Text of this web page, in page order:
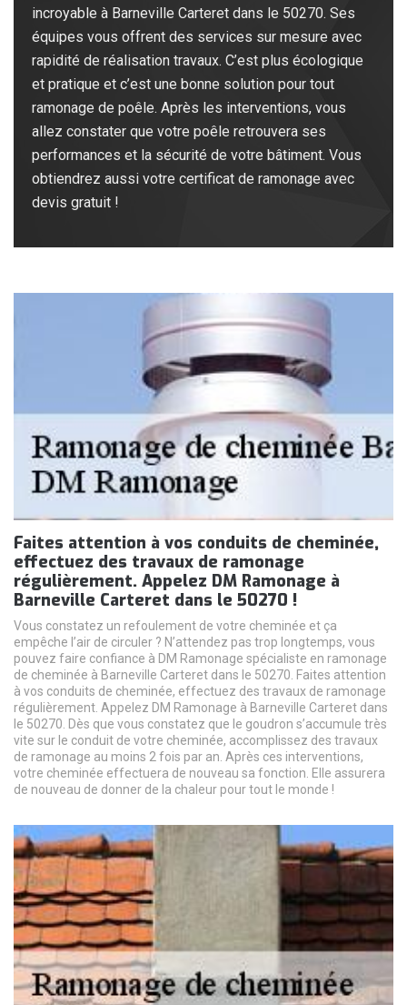
incroyable à Barneville Carteret dans le 50270. Ses
équipes vous offrent des services sur mesure avec
rapidité de réalisation travaux. C’est plus écologique
et pratique et c’est une bonne solution pour tout
ramonage de poêle. Après les interventions, vous
allez constater que votre poêle retrouvera ses
performances et la sécurité de votre bâtiment. Vous
obtiendrez aussi votre certificat de ramonage avec
devis gratuit !
Faites attention à vos conduits de cheminée,
effectuez des travaux de ramonage
régulièrement. Appelez DM Ramonage à
Barneville Carteret dans le 50270 !
Vous constatez un refoulement de votre cheminée et ça
empêche l’air de circuler ? N’attendez pas trop longtemps, vous
pouvez faire confiance à DM Ramonage spécialiste en ramonage
de cheminée à Barneville Carteret dans le 50270. Faites attention
à vos conduits de cheminée, effectuez des travaux de ramonage
régulièrement. Appelez DM Ramonage à Barneville Carteret dans
le 50270. Dès que vous constatez que le goudron s’accumule très
vite sur le conduit de votre cheminée, accomplissez des travaux
de ramonage au moins 2 fois par an. Après ces interventions,
votre cheminée effectuera de nouveau sa fonction. Elle assurera
de nouveau de donner de la chaleur pour tout le monde !